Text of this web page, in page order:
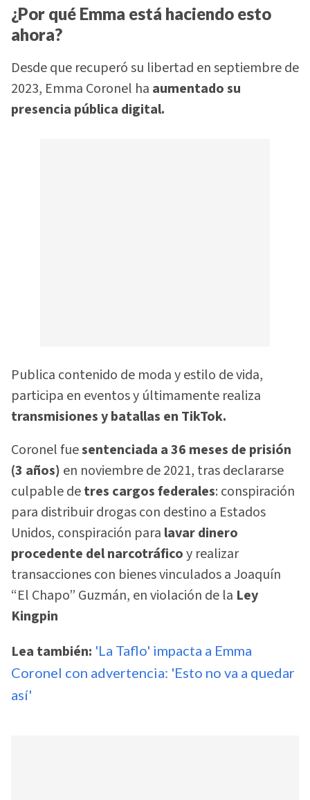
¿Por qué Emma está haciendo esto
ahora?
Desde que recuperó su libertad en septiembre de
2023, Emma Coronel ha aumentado su
presencia pública digital.
Publica contenido de moda y estilo de vida,
participa en eventos y últimamente realiza
transmisiones y batallas en TikTok.
Coronel fuesentenciada a 36 meses de prisión
(3 años) en noviembre de 2021, tras declararse
culpable detres cargos federales: conspiración
para distribuir drogas con destino a Estados
Unidos, conspiración para lavar dinero
procedente del narcotráficoy realizar
transacciones con bienes vinculados a Joaquín
“El Chapo” Guzmán, en violación de la Ley
Kingpin
Lea también: 'La Taflo' impacta a Emma
Coronel con advertencia: 'Esto no va a quedar
así'